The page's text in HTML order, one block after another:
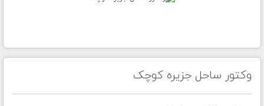
وکتور ساحل جزیره کوچک